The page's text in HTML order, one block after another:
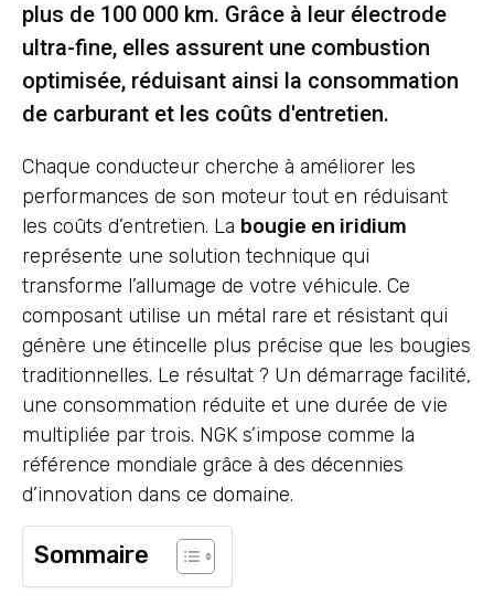
plus de 100 000 km. Grâce à leur électrode
ultra-fine, elles assurent une combustion
optimisée, réduisant ainsi la consommation
de carburant et les coûts d'entretien.
Chaque conducteur cherche à améliorer les
performances de son moteur tout en réduisant
les coûts d’entretien. La bougie en iridium
représente une solution technique qui
transforme l’allumage de votre véhicule. Ce
composant utilise un métal rare et résistant qui
génère une étincelle plus précise que les bougies
traditionnelles. Le résultat ? Un démarrage facilité,
une consommation réduite et une durée de vie
multipliée par trois. NGK s’impose comme la
référence mondiale grâce à des décennies
d’innovation dans ce domaine.
Sommaire